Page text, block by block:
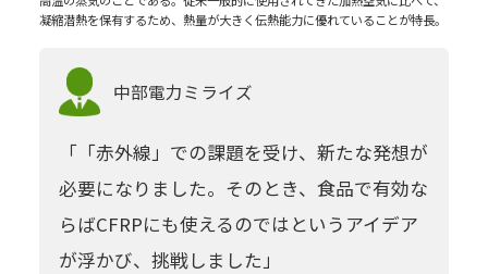
凝縮潜熱を保有するため、熱量が大きく伝熱能力に優れていることが特長。
中部電力ミライズ
「「赤外線」での課題を受け、新たな発想が
必要になりました。そのとき、食品で有効な
らばCFRPにも使えるのではというアイデア
が浮かび、挑戦しました」